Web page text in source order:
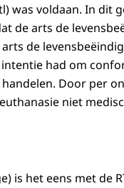
was voldaan. In dit
de arts de
de
had om
Door per
niet
is het eens met de